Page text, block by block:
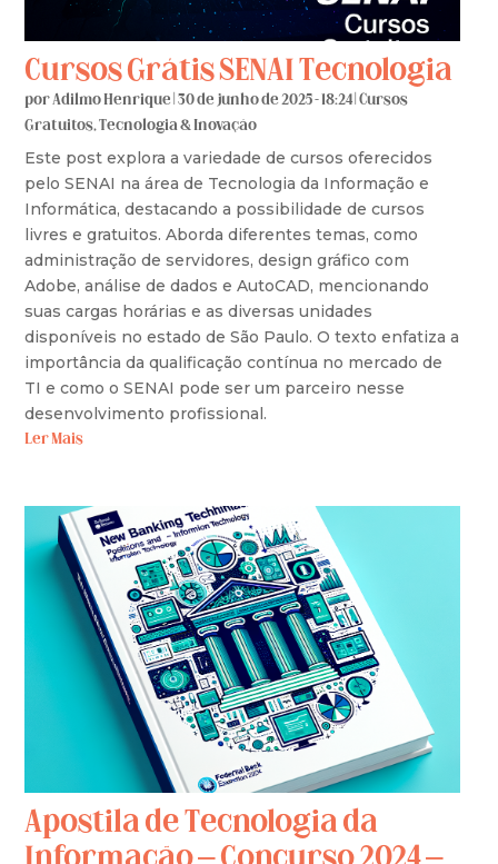
Cursos Grátis SENAI Tecnologia
porAdilmo Henrique |30 de junho de 2025 - 18:24 |Cursos
Gratuitos,Tecnologia & Inovação
Este post explora a variedade de cursos oferecidos
pelo SENAI na área de Tecnologia da Informação e
Informática, destacando a possibilidade de cursos
livres e gratuitos. Aborda diferentes temas, como
administração de servidores, design gráfico com
Adobe, análise de dados e AutoCAD, mencionando
suas cargas horárias e as diversas unidades
disponíveis no estado de São Paulo. O texto enfatiza a
importância da qualificação contínua no mercado de
TI e como o SENAI pode ser um parceiro nesse
desenvolvimento profissional.
Ler Mais
Apostila de Tecnologia da